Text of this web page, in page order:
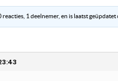
1 deelnemer, en is laatst